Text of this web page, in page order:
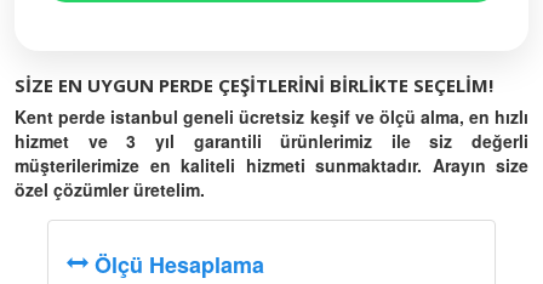
SIZE EN UYGUN PERDE ÇEŞITLERINI BIRLIKTE SEÇELIM!
Kent perde istanbul geneli ücretsiz keşif ve ölçü alma, en hızlı
hizmet ve 3 yıl garantili ürünlerimiz ile siz değerli
müşterilerimize en kaliteli hizmeti sunmaktadır. Arayın size
özel çözümler üretelim.
Ölçü Hesaplama